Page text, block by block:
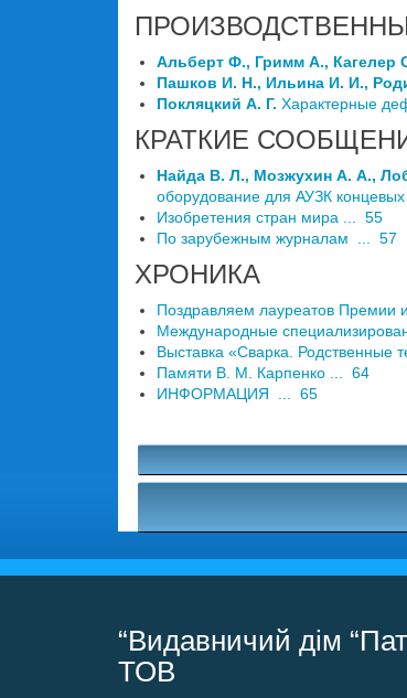
Альберт Ф., Гримм А., Кагелер
Пашков И. Н., Ильина И. И.,
Покляцкий А. Г. Характерные
КРАТКИЕ
Найда В. Л., Мозжухин А. А.,
оборудование для АУЗК концевых
Изобретения стран мира ... 55
По зарубежным журналам ... 57
ХРОНИКА
Поздравляем лауреатов
Международные
Выставка «Сварка. Родственные
Памяти В. М. Карпенко ... 64
ИНФОРМАЦИЯ ... 65
“Видавничий дім
ТОВ